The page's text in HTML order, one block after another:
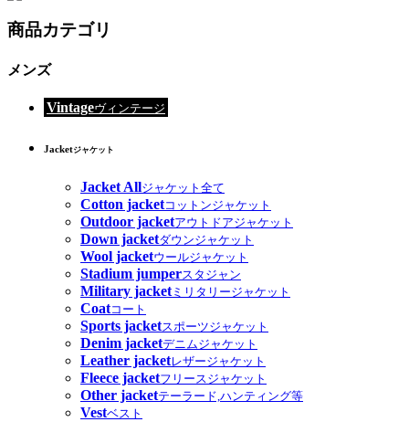
商品カテゴリ
メンズ
Vintageヴィンテージ
Jacketジャケット
Jacket Allジャケット全て
Cotton jacketコットンジャケット
Outdoor jacketアウトドアジャケット
Down jacketダウンジャケット
Wool jacketウールジャケット
Stadium jumperスタジャン
Military jacketミリタリージャケット
Coatコート
Sports jacketスポーツジャケット
Denim jacketデニムジャケット
Leather jacketレザージャケット
Fleece jacketフリースジャケット
Other jacketテーラード,ハンティング等
Vestベスト